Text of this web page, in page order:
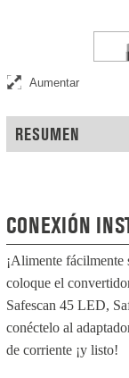
Aumentar
RESUMEN
CONEXIÓN
¡Alimente fácilmente
coloque el
Safescan 45 LED,
conéctelo al
de corriente ¡y listo!